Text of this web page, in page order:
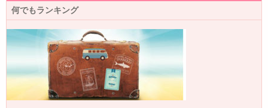
何でもランキング